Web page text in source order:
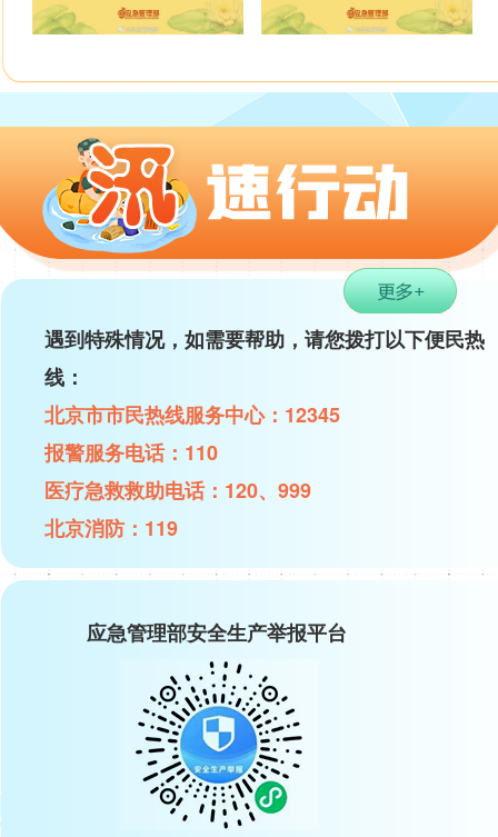
遇到特殊情况，如需要帮助，请您拨打以下便民热
线：
北京市市民热线服务中心：12345
报警服务电话：110
医疗急救救助电话：120、999
北京消防：119
应急管理部安全生产举报平台